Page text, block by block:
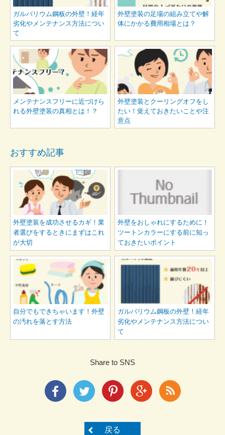
ガルバリウム鋼板の外壁！経年
劣化やメンテナンス方法につい
て
外壁塗装の足場の組み立てや解
体にかかる費用相場とは？
メンテナンスフリーに近づけら
れる外壁塗装の真相とは！？
外壁塗装とクーリングオフをし
たい！覚えておきたいことや注
意点
おすすめ記事
外壁塗装を成功させるカギ！業
者選びをするときにまずはこれ
が大切
外壁をおしゃれにするために！
ツートンカラーにする前に知っ
ておきたいポイント
自分でもできちゃいます！外壁
の汚れを落とす方法
ガルバリウム鋼板の外壁！経年
劣化やメンテナンス方法につい
て
Share to SNS
戻る